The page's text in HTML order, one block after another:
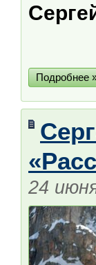
Подробнее
24